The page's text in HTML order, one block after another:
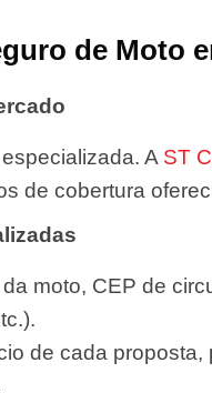
de Moto
A ST
de cobertura
moto, CEP de
de cada